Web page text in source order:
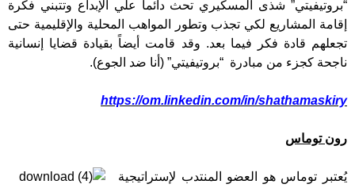
“بروتيفيتي” شذى المسكيري تحث دائماً علي الإبداع وتتبني فكرة
إقامة المشاريع لكي تجذب وتطور المواهب المحلية والإقليمية حتى
تجعلهم قادة فكر فيما بعد. وقد قامت أيضاً بقيادة قضايا إنسانية
ناجحة كجزء من مبادرة “بروتيفيتي” (أنا ضد الجوع).
https://om.linkedin.com/in/shathamaskiry
رون توماس
يُعتبر توماس هو العضو المنتدب لإستراتيجية